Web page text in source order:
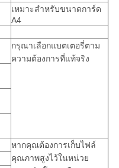
เหมาะสำหรับขนาดการ์ด
A4
กรุณาเลือกแบตเตอรี่ตาม
ความต้องการที่แท้จริง
หากคุณต้องการเก็บไฟล์
คุณภาพสูงไว้ในหน่วย